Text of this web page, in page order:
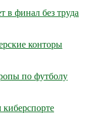
в финал без труда
конторы
по футболу